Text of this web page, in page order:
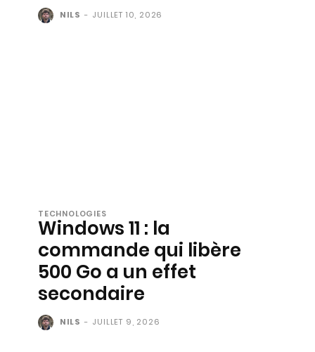
NILS - JUILLET 10, 2026
TECHNOLOGIES
Windows 11 : la
commande qui libère
500 Go a un effet
secondaire
NILS - JUILLET 9, 2026